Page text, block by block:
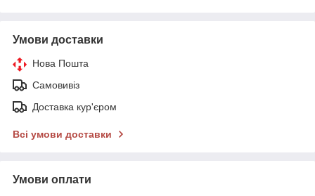
Умови доставки
Нова Пошта
Самовивіз
Доставка кур'єром
Всі умови доставки
Умови оплати